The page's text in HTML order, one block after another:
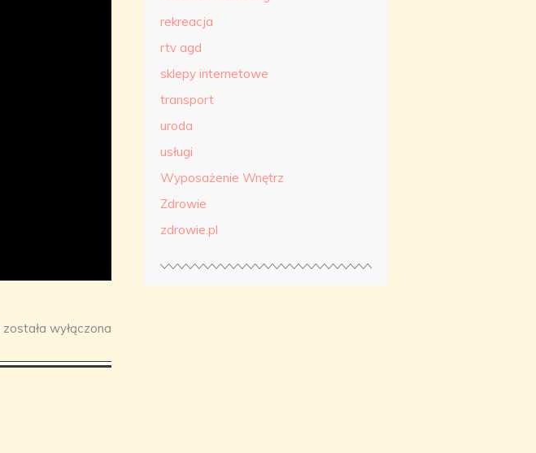
została wyłączona
rekreacja
rtv agd
sklepy internetowe
transport
uroda
usługi
Wyposażenie Wnętrz
Zdrowie
zdrowie.pl